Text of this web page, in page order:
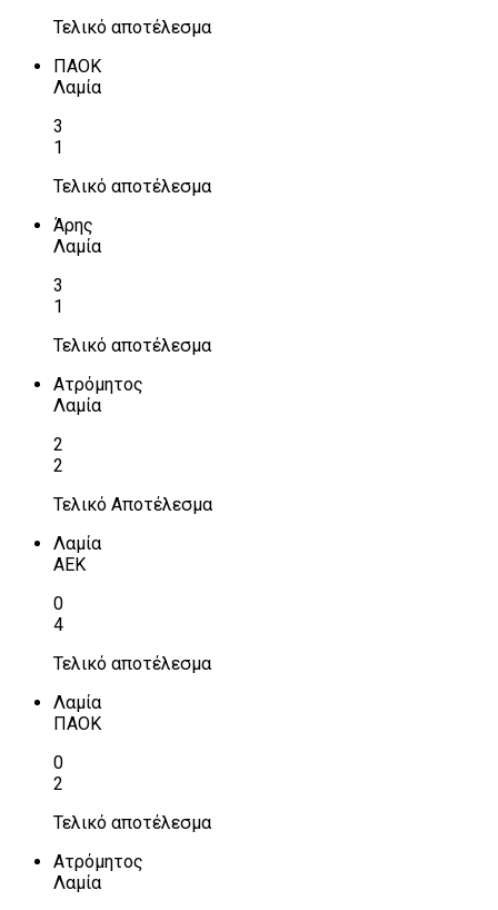
Τελικό αποτέλεσμα
ΠΑΟΚ
Λαμία
3
1
Τελικό αποτέλεσμα
Άρης
Λαμία
3
1
Τελικό αποτέλεσμα
Ατρόμητος
Λαμία
2
2
Τελικό Αποτέλεσμα
Λαμία
ΑΕΚ
0
4
Τελικό αποτέλεσμα
Λαμία
ΠΑΟΚ
0
2
Τελικό αποτέλεσμα
Ατρόμητος
Λαμία